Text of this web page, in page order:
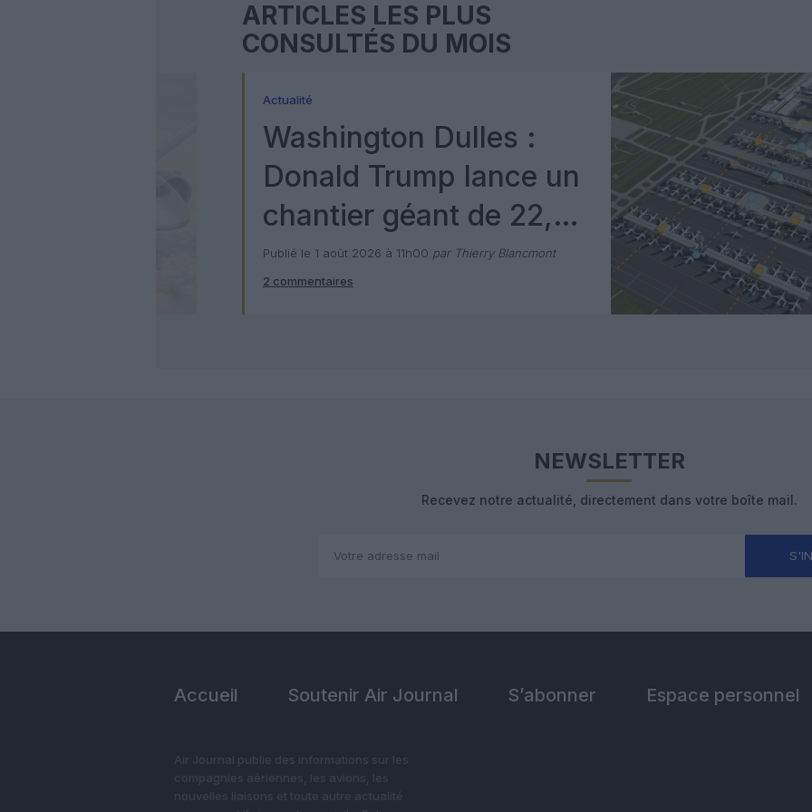
ARTICLES LES PLUS
CONSULTÉS DU MOIS
Actualité
Washington Dulles :
Donald Trump lance un
chantier géant de 22,5
milliards de dollars
Publié le 1 août 2026 à 11h00 par Thierry Blancmont
2 commentaires
NEWSLETTER
Recevez notre actualité, directement dans votre boîte mail.
Accueil Soutenir Air Journal S’abonner Espace personnel